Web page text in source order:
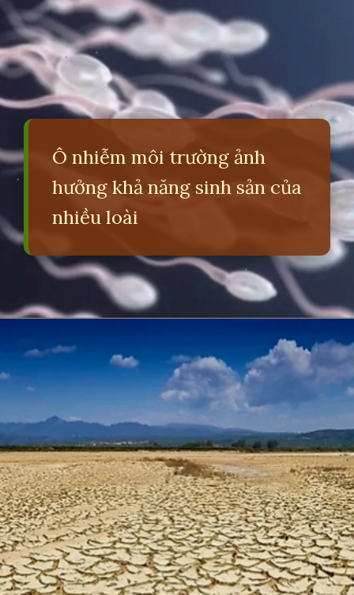
Ô nhiễm môi trường ảnh
hưởng khả năng sinh sản của
nhiều loài
https://erci.edu.vn/tac-hai-cua-o-nhiem-moi-truong-la-gi